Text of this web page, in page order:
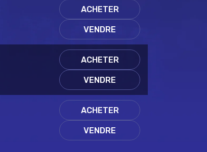
ACHETER
VENDRE
ACHETER
VENDRE
ACHETER
VENDRE